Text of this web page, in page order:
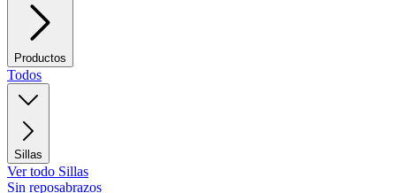
Productos
Todos
Sillas
Ver todo Sillas
Sin reposabrazos